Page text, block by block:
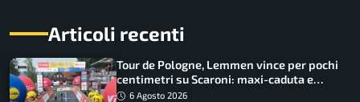
Articoli recenti
Tour de Pologne, Lemmen vince per pochi
centimetri su Scaroni: maxi-caduta e
tappa accorciata
6 Agosto 2026